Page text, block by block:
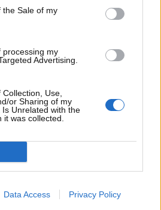
the Sale of my
processing my
Advertising.
Use,
or Sharing of my
Unrelated with the
was collected.
Data Access Privacy Policy
della storia di Honda (Honda